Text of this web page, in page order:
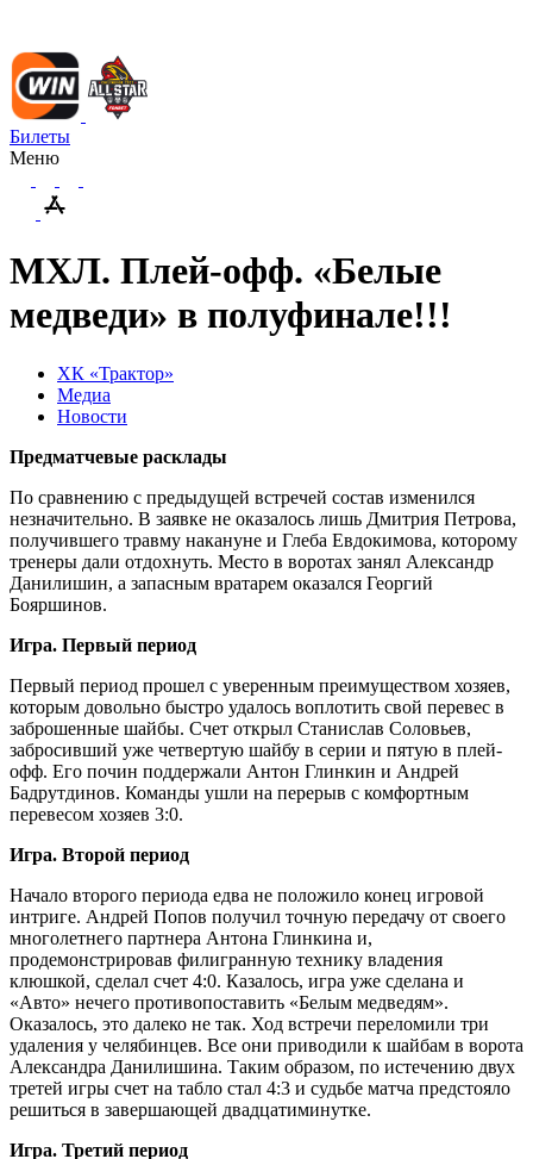
Билеты
Меню
МХЛ. Плей-офф. «Белые
медведи» в полуфинале!!!
ХК «Трактор»
Медиа
Новости
Предматчевые расклады
По сравнению с предыдущей встречей состав изменился
незначительно. В заявке не оказалось лишь Дмитрия Петрова,
получившего травму накануне и Глеба Евдокимова, которому
тренеры дали отдохнуть. Место в воротах занял Александр
Данилишин, а запасным вратарем оказался Георгий
Бояршинов.
Игра. Первый период
Первый период прошел с уверенным преимуществом хозяев,
которым довольно быстро удалось воплотить свой перевес в
заброшенные шайбы. Счет открыл Станислав Соловьев,
забросивший уже четвертую шайбу в серии и пятую в плей-
офф. Его почин поддержали Антон Глинкин и Андрей
Бадрутдинов. Команды ушли на перерыв с комфортным
перевесом хозяев 3:0.
Игра. Второй период
Начало второго периода едва не положило конец игровой
интриге. Андрей Попов получил точную передачу от своего
многолетнего партнера Антона Глинкина и,
продемонстрировав филигранную технику владения
клюшкой, сделал счет 4:0. Казалось, игра уже сделана и
«Авто» нечего противопоставить «Белым медведям».
Оказалось, это далеко не так. Ход встречи переломили три
удаления у челябинцев. Все они приводили к шайбам в ворота
Александра Данилишина. Таким образом, по истечению двух
третей игры счет на табло стал 4:3 и судьбе матча предстояло
решиться в завершающей двадцатиминутке.
Игра. Третий период